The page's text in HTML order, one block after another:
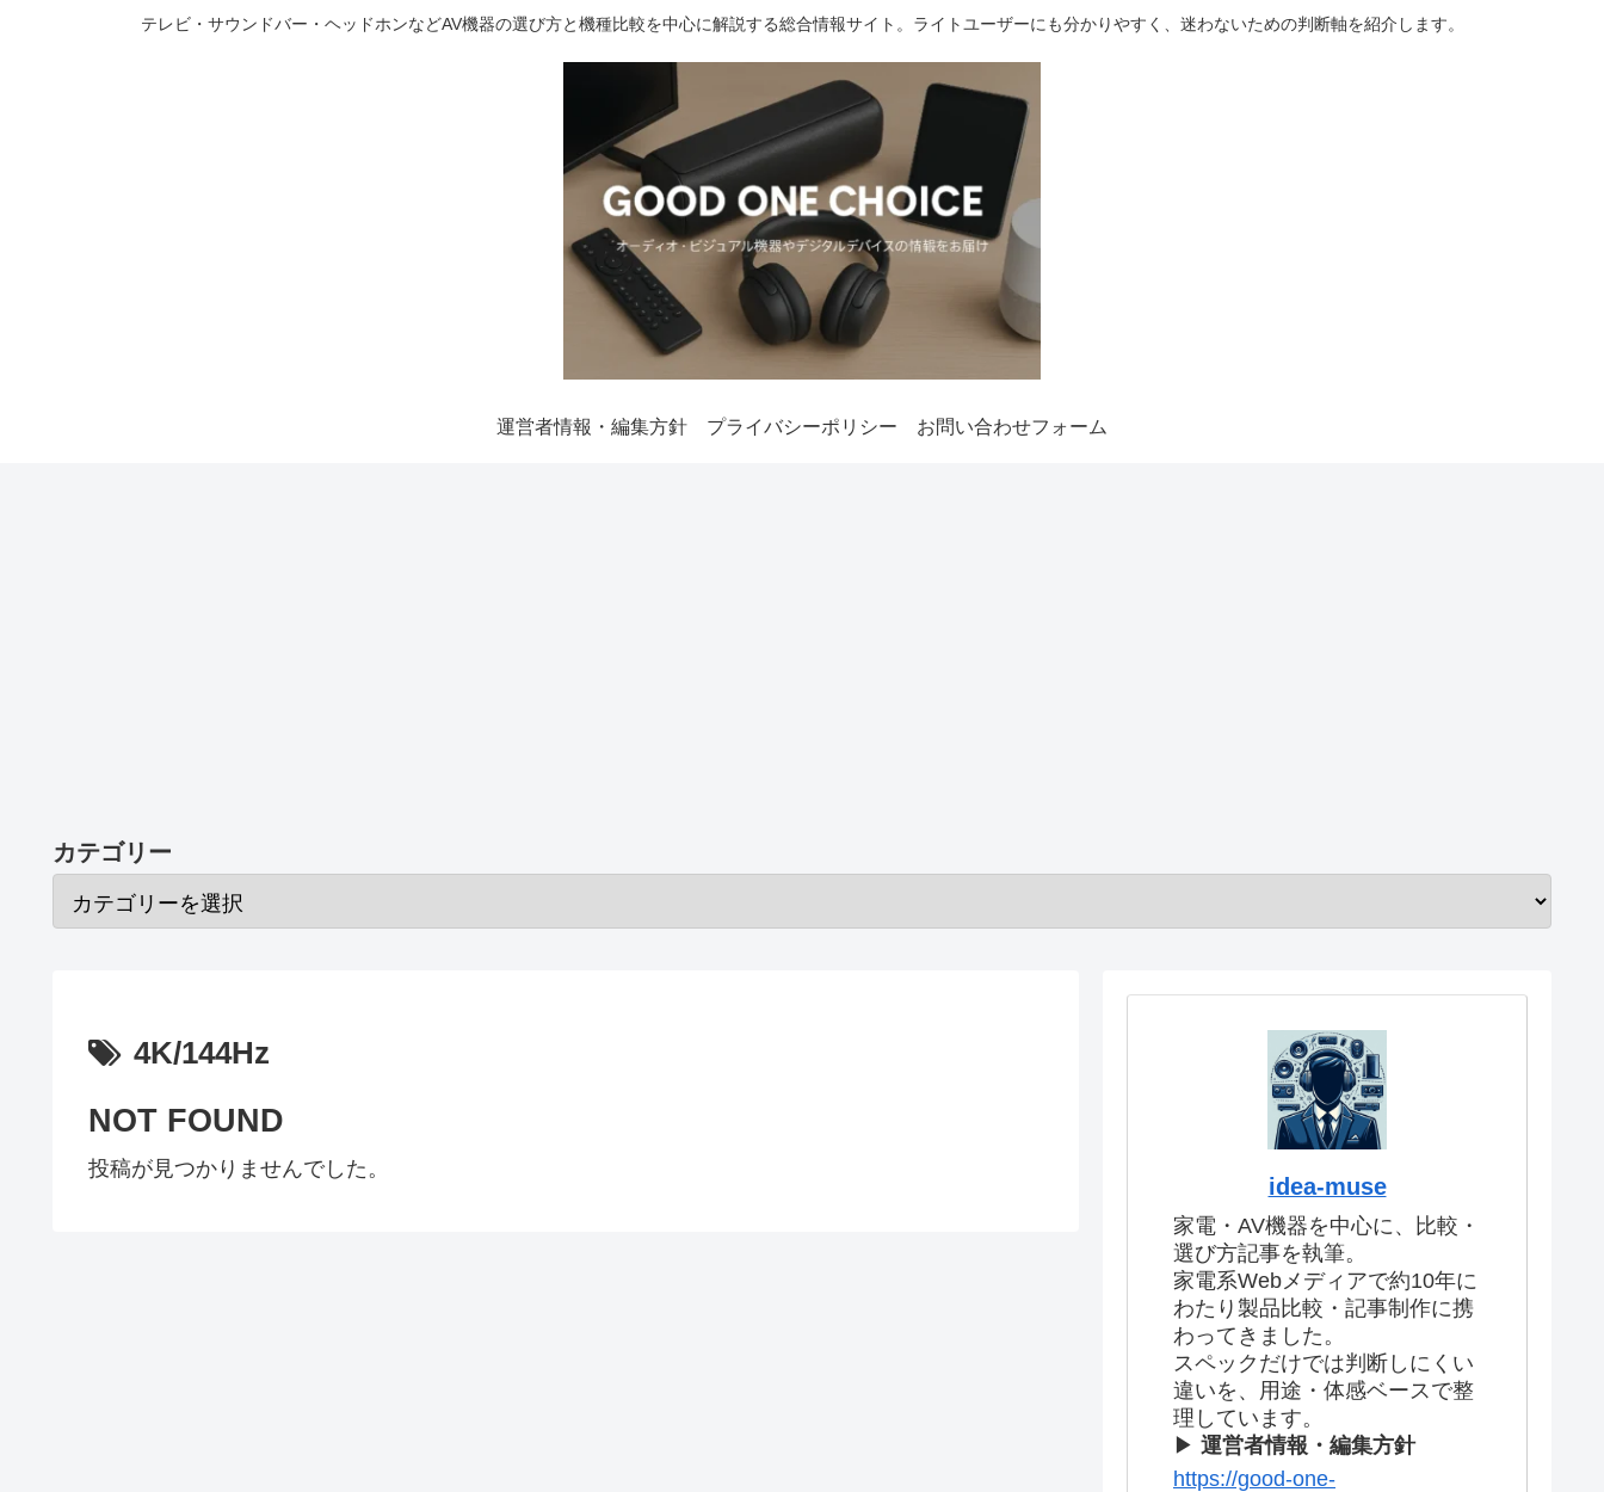
テレビ・サウンドバー・ヘッドホンなどAV機器の選び方と機種比較を中心に解説する総合情報サイト。ライトユーザーにも分かりやすく、迷わないための判断軸を紹介します。
運営者情報・編集方針 プライバシーポリシー お問い合わせフォーム
カテゴリー
4K/144Hz
NOT FOUND
投稿が見つかりませんでした。
idea-muse
家電・AV機器を中心に、比較・
選び方記事を執筆。
家電系Webメディアで約10年に
わたり製品比較・記事制作に携
わってきました。
スペックだけでは判断しにくい
違いを、用途・体感ベースで整
理しています。
▶ 運営者情報・編集方針
https://good-one-